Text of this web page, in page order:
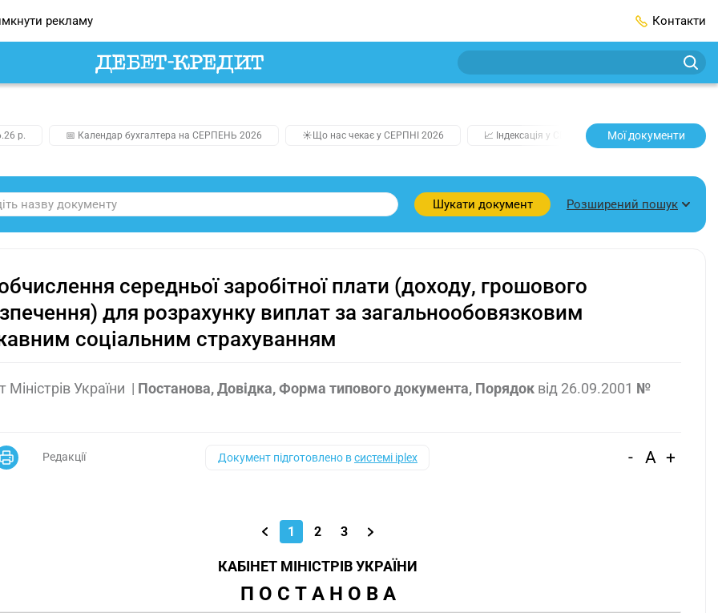
рекламу Контакти
р. 📅 Календар бухгалтера на СЕРПЕНЬ 2026 ☀️Що нас чекає у СЕРПНІ 2026 📈 Індексація у СЕРПНІ 2️⃣0️⃣2️⃣7️⃣ Усі
Мої документи
Шукати документ Розширений пошук
середньої заробітної плати (доходу, грошового
для розрахунку виплат за загальнообовязковим
соціальним страхуванням
Міністрів України | Постанова, Довідка, Форма типового документа, Порядок від 26.09.2001 №
Редакції Документ підготовлено всистемі iplex - A +
1 2 3
КАБІНЕТ МІНІСТРІВ УКРАЇНИ
П О С Т А Н О В А